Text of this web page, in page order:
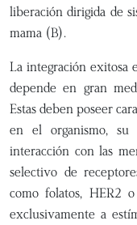
liberación dirigida de
mama (B).
La integración exitosa
depende en gran
Estas deben poseer
en el organismo, su
interacción con las
selectivo de
como folatos, HER2
exclusivamente a